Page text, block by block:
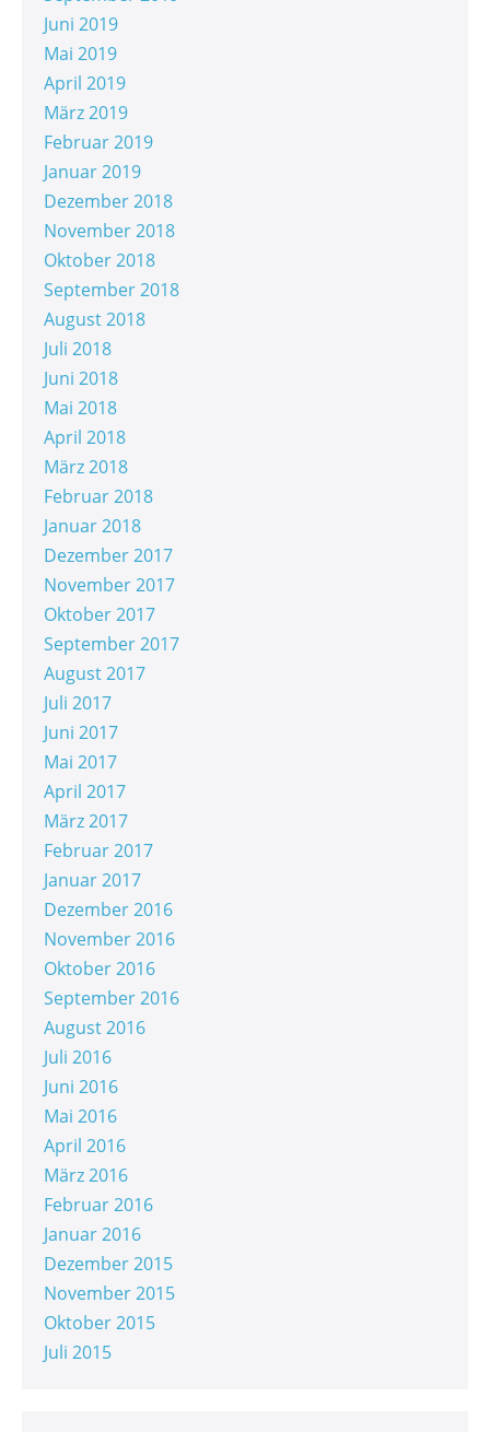
Juni 2019
Mai 2019
April 2019
März 2019
Februar 2019
Januar 2019
Dezember 2018
November 2018
Oktober 2018
September 2018
August 2018
Juli 2018
Juni 2018
Mai 2018
April 2018
März 2018
Februar 2018
Januar 2018
Dezember 2017
November 2017
Oktober 2017
September 2017
August 2017
Juli 2017
Juni 2017
Mai 2017
April 2017
März 2017
Februar 2017
Januar 2017
Dezember 2016
November 2016
Oktober 2016
September 2016
August 2016
Juli 2016
Juni 2016
Mai 2016
April 2016
März 2016
Februar 2016
Januar 2016
Dezember 2015
November 2015
Oktober 2015
Juli 2015